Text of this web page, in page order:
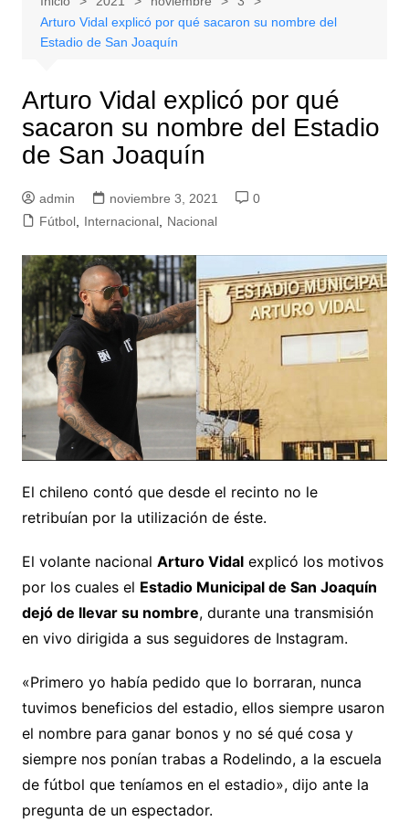
Arturo Vidal explicó por qué sacaron su nombre del
Estadio de San Joaquín
Arturo Vidal explicó por qué
sacaron su nombre del Estadio
de San Joaquín
admin noviembre 3, 2021
0
Fútbol, Internacional, Nacional
El chileno contó que desde el recinto no le
retribuían por la utilización de éste.
El volante nacional Arturo Vidalexplicó los motivos
por los cuales el Estadio Municipal de San Joaquín
dejó de llevar su nombre, durante una transmisión
en vivo dirigida a sus seguidores de Instagram.
«Primero yo había pedido que lo borraran, nunca
tuvimos beneficios del estadio, ellos siempre usaron
el nombre para ganar bonos y no sé qué cosa y
siempre nos ponían trabas a Rodelindo, a la escuela
de fútbol que teníamos en el estadio», dijo ante la
pregunta de un espectador.